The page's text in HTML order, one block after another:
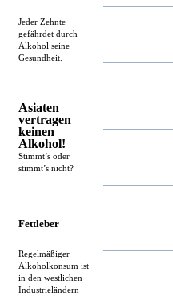
Jeder Zehnte
gefährdet durch
Alkohol seine
Gesundheit.
Asiaten
vertragen
keinen
Alkohol!
Stimmt’s oder
stimmt’s nicht?
Fettleber
Regelmäßiger
Alkoholkonsum ist
in den westlichen
Industrieländern